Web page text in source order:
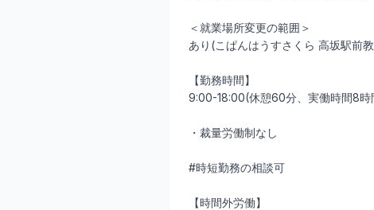
＜就業場所変更の範囲＞
あり(こぱんはうすさくら 高坂駅前
【勤務時間】
9:00-18:00(休憩60分、実働時間8時
・裁量労働制なし
#時短勤務の相談可
【時間外労働】